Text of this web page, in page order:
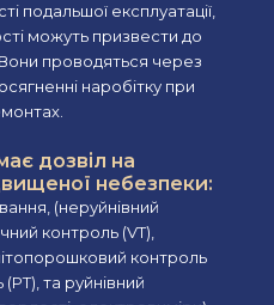
подальшої експлуатації,
можуть призвести до
проводяться через
наробітку при
дозвіл на
небезпеки:
(неруйнівний
контроль (VT),
контроль
та руйнівний